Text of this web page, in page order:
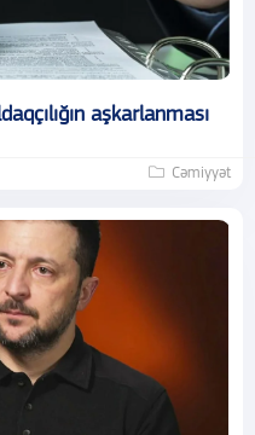
aşkarlanması
Cəmiyyət